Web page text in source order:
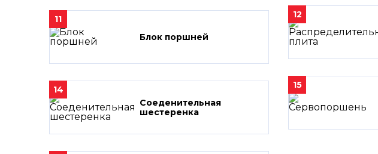
11
Блок поршней
12
14
Соеденительная
шестеренка
15